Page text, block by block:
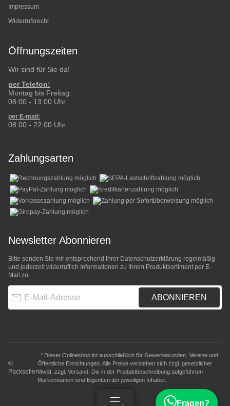
Impressum
Widerrufsrecht
Öffnungszeiten
Wir sind für Sie da!
per Telefon:
Montag bis Freitag:
08:00 - 13:00 Uhr
per E-mail:
08:00 - 22:00 Uhr
Zahlungsarten
Newsletter Abonnieren
Bitte senden Sie mir entsprechend Ihrer Datenschutzerklärung regelmäßig
und jederzeit widerruflich Informationen zu Ihrem Produktsortiment per E-
Mail zu.
ABONNIEREN
©
Packseller
* Dieser Onlineshop ist ausschließlich für Gewerbekunden, Vereine und
Öffentliche Einrichtungen. Alle Preise verstehen sich zzgl. gesetzlicher
MwSt. zzgl. Versand . Die in der Produktbeschreibung aufgeführten
Markennamen sind Eigentum der jeweiligen Inhaber.
Fragen?